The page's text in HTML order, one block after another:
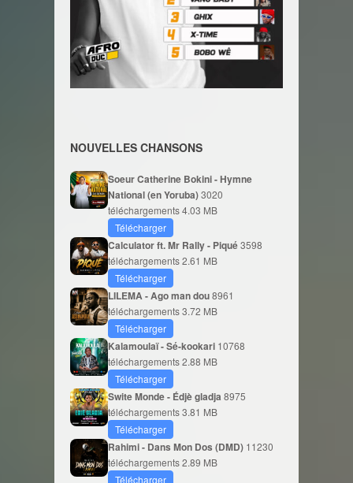
NOUVELLES CHANSONS
Soeur Catherine Bokini - Hymne
National (en Yoruba)3020
téléchargements4.03 MB
Télécharger
Calculator ft. Mr Rally - Piqué3598
téléchargements2.61 MB
Télécharger
LILEMA - Ago man dou8961
téléchargements3.72 MB
Télécharger
Kalamoulaï - Sé-kookari 10768
téléchargements2.88 MB
Télécharger
Swite Monde - Édjè gladja 8975
téléchargements3.81 MB
Télécharger
Rahimi - Dans Mon Dos (DMD) 11230
téléchargements2.89 MB
Télécharger